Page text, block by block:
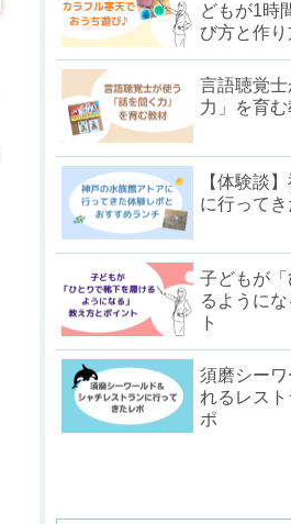
どもが1時
び方と作
言語聴覚士
力」を育
【体験談
に行って
子どもが
るように
ト
須磨シー
れるレス
ポ